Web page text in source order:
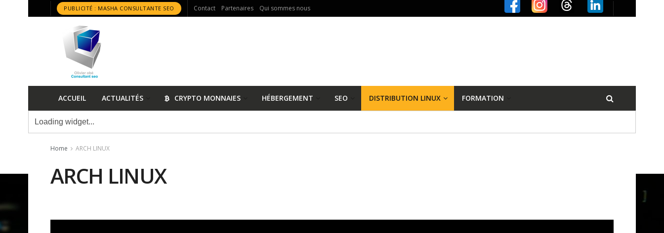
PUBLICITÉ : MASHA CONSULTANTE SEO Contact Partenaires Qui sommes nous
ACCUEIL ACTUALITÉS CRYPTO MONNAIES HÉBERGEMENT SEO DISTRIBUTION LINUX FORMATION
Home ARCH LINUX
ARCH LINUX